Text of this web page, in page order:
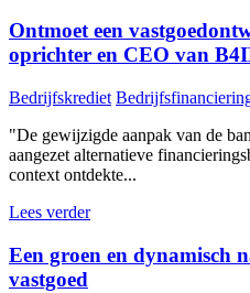
Ontmoet een
oprichter en CEO van
Bedrijfskrediet
"De gewijzigde aanpak van de
aangezet alternatieve
context ontdekte...
Lees verder
Een groen en dynamisch
vastgoed